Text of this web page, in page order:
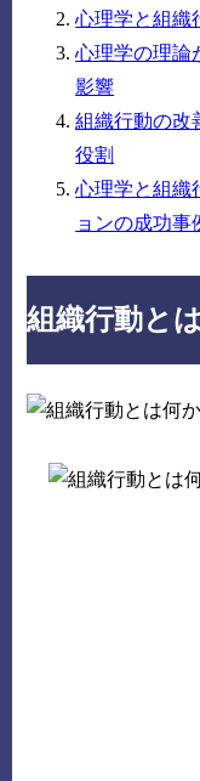
心理学と組織
心理学の理論
影響
組織行動の改
役割
心理学と組織
ョンの成功事
組織行動と